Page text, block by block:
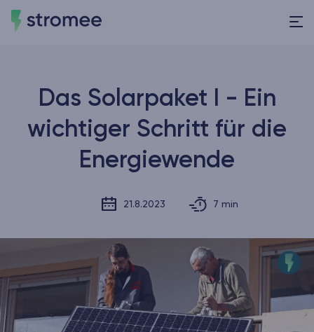
Das Solarpaket I - Ein
wichtiger Schritt für die
Energiewende
Veröffentlicht am
21.8.2023 7 min